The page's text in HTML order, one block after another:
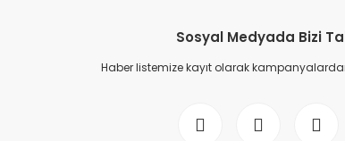
Sosyal Medyada Bizi
Haber listemize kayıt olarak